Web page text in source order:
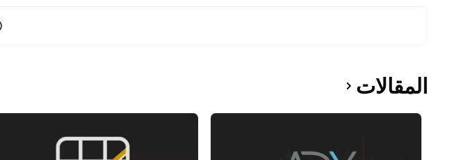
المقالات